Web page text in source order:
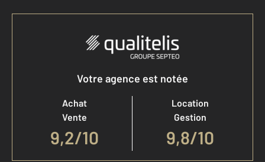
Votre agence est notée
Achat
Vente
9,2/10
Location
Gestion
9,8/10